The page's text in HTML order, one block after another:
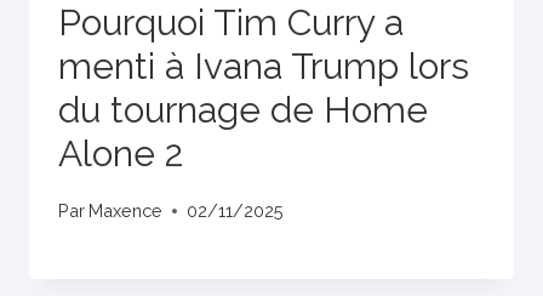
Pourquoi Tim Curry a
menti à Ivana Trump lors
du tournage de Home
Alone 2
Par Maxence 02/11/2025